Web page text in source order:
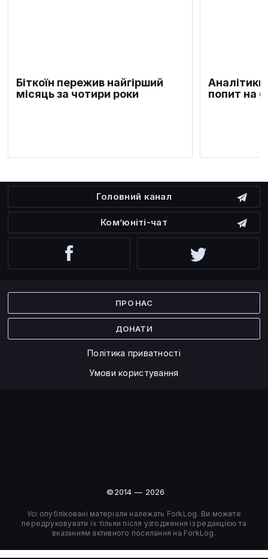
Біткоїн пережив найгірший
місяць за чотири роки
попит на
Головний канал
Ком’юніті-чат
ПРО НАС
ДОНАТИ
Політика приватності
Умови користування
©2014 — 2026
Усі опубліковані матеріали належать ForkLog. Ви можете
передруковувати їх тільки після узгодження із редакцією та
вказанням активного посилання на ForkLog.